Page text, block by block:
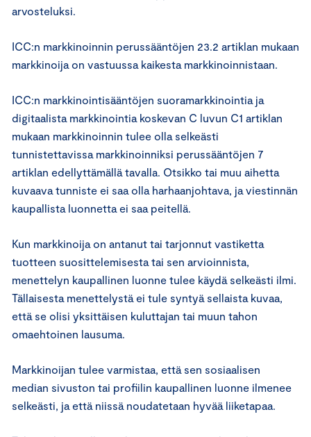
arvosteluksi.
ICC:n markkinoinnin perussääntöjen 23.2 artiklan mukaan
markkinoija on vastuussa kaikesta markkinoinnistaan.
ICC:n markkinointisääntöjen suoramarkkinointia ja
digitaalista markkinointia koskevan C luvun C1 artiklan
mukaan markkinoinnin tulee olla selkeästi
tunnistettavissa markkinoinniksi perussääntöjen 7
artiklan edellyttämällä tavalla. Otsikko tai muu aihetta
kuvaava tunniste ei saa olla harhaanjohtava, ja viestinnän
kaupallista luonnetta ei saa peitellä.
Kun markkinoija on antanut tai tarjonnut vastiketta
tuotteen suosittelemisesta tai sen arvioinnista,
menettelyn kaupallinen luonne tulee käydä selkeästi ilmi.
Tällaisesta menettelystä ei tule syntyä sellaista kuvaa,
että se olisi yksittäisen kuluttajan tai muun tahon
omaehtoinen lausuma.
Markkinoijan tulee varmistaa, että sen sosiaalisen
median sivuston tai profiilin kaupallinen luonne ilmenee
selkeästi, ja että niissä noudatetaan hyvää liiketapaa.